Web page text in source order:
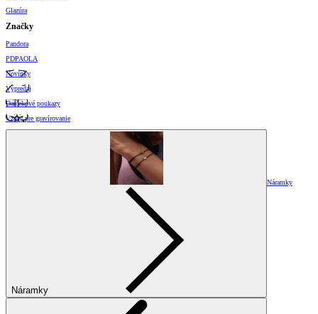
Glazúra
Značky
Pandora
PDPAOLA
Novinky
Výpredaj
Darčekové poukazy
Vzory pre gravírovanie
Náramky
Náramky